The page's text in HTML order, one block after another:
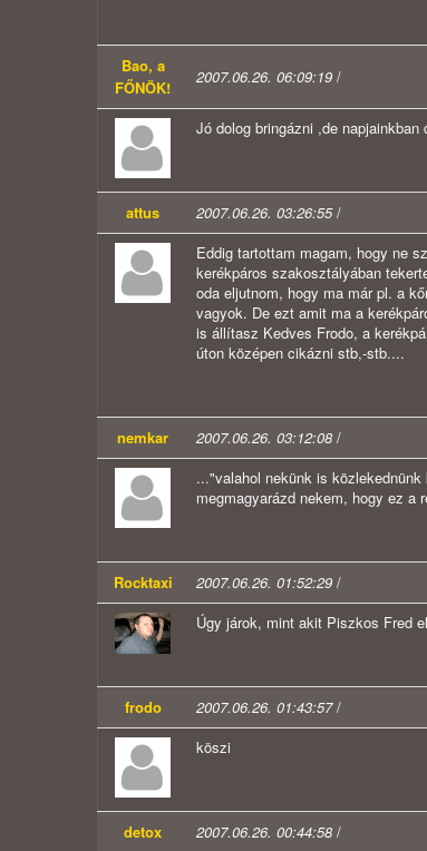
Bao, a
FŐNÖK!
2007.06.26. 06:09:19 /
Jó dolog bringázni ,de
attus 2007.06.26. 03:26:55/
Eddig tartottam magam, hogy ne
kerékpáros szakosztályában
oda eljutnom, hogy ma már pl. a
vagyok. De ezt amit ma a
is állítasz Kedves Frodo, a
úton középen cikázni stb,-stb....
nemkar 2007.06.26. 03:12:08 /
..."valahol nekünk is
megmagyarázd nekem, hogy ez a
Rocktaxi 2007.06.26. 01:52:29 /
Úgy járok, mint akit Piszkos Fred
frodo 2007.06.26. 01:43:57/
köszi
detox 2007.06.26. 00:44:58 /